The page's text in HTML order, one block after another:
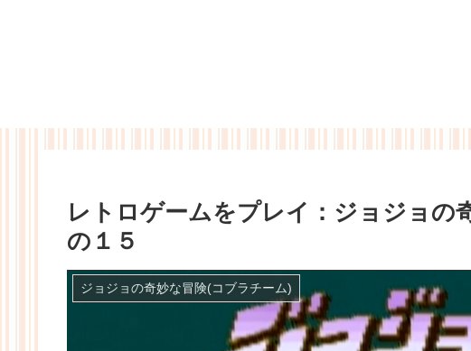
レトロゲームをプレイ：ジョジョの
の１５
ジョジョの奇妙な冒険(コブラチーム)